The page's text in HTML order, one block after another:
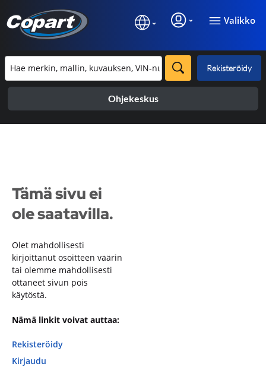
Valikko
Rekisteröidy
Ohjekeskus
Tämä sivu ei
ole saatavilla.
Olet mahdollisesti
kirjoittanut osoitteen väärin
tai olemme mahdollisesti
ottaneet sivun pois
käytöstä.
Nämä linkit voivat auttaa:
Rekisteröidy
Kirjaudu